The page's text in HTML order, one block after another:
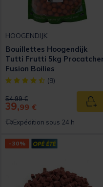
HOOGENDIJK
Bouillettes Hoogendijk
Tutti Frutti 5kg
Fusion Boilies
[object Object] out of 5
(9)
Price reduced from
54,99 €to
39,99 €
Expédition sous 24 h
-30%